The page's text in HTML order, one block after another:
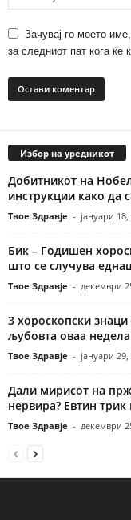
Зачувај го моето
за следниот пат кога ќе
Избор на уредникот
Добитникот на
инструкции како да
Твое Здравје - јануари 18,
Бик – Годишен
што се случува
Твое Здравје - декември
3 хороскопски
љубовта оваа недела
Твое Здравје - јануари 29,
Дали мирисот на
нервира? Евтин трик
Твое Здравје - декември